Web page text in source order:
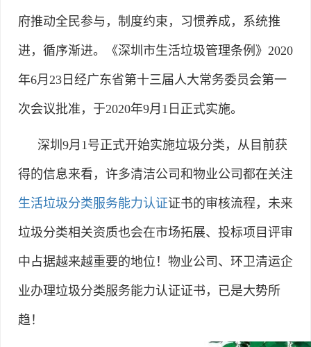
府推动全民参与，制度约束，习惯养成，系统推
进，循序渐进。《深圳市生活垃圾管理条例》2020
年6月23日经广东省第十三届人大常务委员会第一
次会议批准，于2020年9月1日正式实施。
深圳9月1号正式开始实施垃圾分类，从目前获
得的信息来看，许多清洁公司和物业公司都在关注
生活垃圾分类服务能力认证证书的审核流程，未来
垃圾分类相关资质也会在市场拓展、投标项目评审
中占据越来越重要的地位！物业公司、环卫清运企
业办理垃圾分类服务能力认证证书，已是大势所
趋！